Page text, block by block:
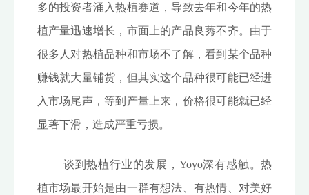
多的投资者涌入热植赛道，导致去年和今年的热
植产量迅速增长，市面上的产品良莠不齐。由于
很多人对热植品种和市场不了解，看到某个品种
赚钱就大量铺货，但其实这个品种很可能已经进
入市场尾声，等到产量上来，价格很可能就已经
显著下滑，造成严重亏损。
谈到热植行业的发展，Yoyo深有感触。热
植市场最开始是由一群有想法、有热情、对美好